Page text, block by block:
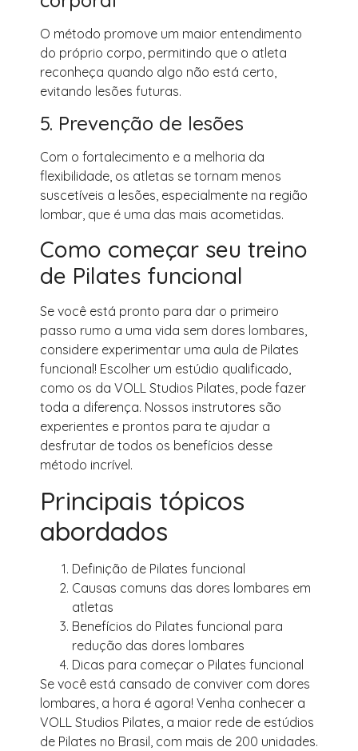
O método promove um maior entendimento
do próprio corpo, permitindo que o atleta
reconheça quando algo não está certo,
evitando lesões futuras.
5. Prevenção de lesões
Com o fortalecimento e a melhoria da
flexibilidade, os atletas se tornam menos
suscetíveis a lesões, especialmente na região
lombar, que é uma das mais acometidas.
Como começar seu treino
de Pilates funcional
Se você está pronto para dar o primeiro
passo rumo a uma vida sem dores lombares,
considere experimentar uma aula de Pilates
funcional! Escolher um estúdio qualificado,
como os da VOLL Studios Pilates, pode fazer
toda a diferença. Nossos instrutores são
experientes e prontos para te ajudar a
desfrutar de todos os benefícios desse
método incrível.
Principais tópicos
abordados
Definição de Pilates funcional
Causas comuns das dores lombares em
atletas
Benefícios do Pilates funcional para
redução das dores lombares
Dicas para começar o Pilates funcional
Se você está cansado de conviver com dores
lombares, a hora é agora! Venha conhecer a
VOLL Studios Pilates, a maior rede de estúdios
de Pilates no Brasil, com mais de 200 unidades.